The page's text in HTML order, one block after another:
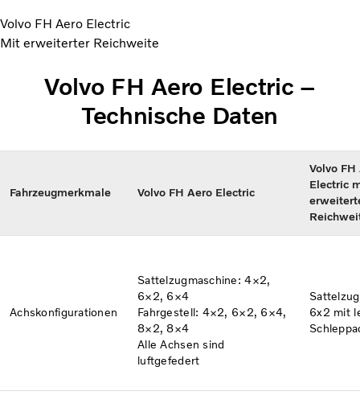
Volvo FH Aero Electric
Mit erweiterter Reichweite
Volvo FH Aero Electric –
Technische Daten
Fahrzeugmerkmale​ Volvo FH Aero Electric
Volvo FH
Electric
Achskonfigurationen​
Sattelzugmaschine: 4×2,
6×2​, 6×4
Fahrgestell: 4×2, 6×2, 6×4,
8×2, 8×4
Alle Achsen sind
luftgefedert
6x2 mit